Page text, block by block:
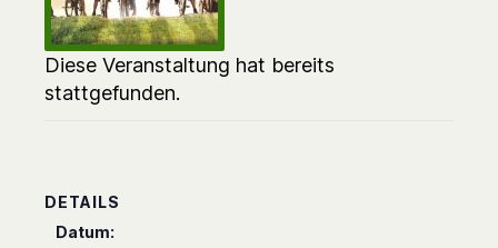
Diese Veranstaltung hat bereits
stattgefunden.
DETAILS
Datum: